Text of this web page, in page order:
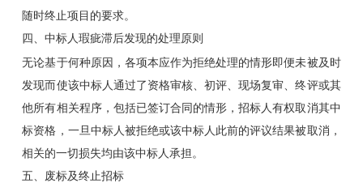
随时终止项目的要求。
四、中标人瑕疵滞后发现的处理原则
无论基于何种原因，各项本应作为拒绝处理的情形即便未被及时
发现而使该中标人通过了资格审核、初评、现场复审、终评或其
他所有相关程序，包括已签订合同的情形，招标人有权取消其中
标资格，一旦中标人被拒绝或该中标人此前的评议结果被取消，
相关的一切损失均由该中标人承担。
五、废标及终止招标